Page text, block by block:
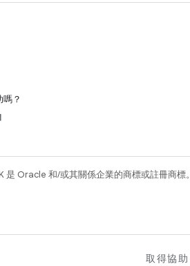
？
Oracle 和/或其關係企業的商標或註冊商標。
取得協助